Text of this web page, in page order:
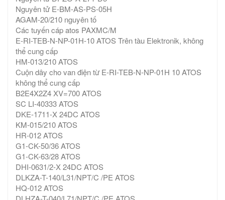
Nguyên tử E-BM-AS-PS-05H
AGAM-20/210 nguyên tố
Các tuyến cáp atos PAXMC/M
E-RI-TEB-N-NP-01H-10 ATOS Trên tàu Elektronik, không
thể cung cấp
HM-013/210 ATOS
Cuộn dây cho van điện từ E-RI-TEB-N-NP-01H 10 ATOS
không thể cung cấp
B2E4X2Z4 XV=700 ATOS
SC LI-40333 ATOS
DKE-1711-X 24DC ATOS
KM-015/210 ATOS
HR-012 ATOS
G1-CK-50/36 ATOS
G1-CK-63/28 ATOS
DHI-0631/2-X 24DC ATOS
DLKZA-T-140/L31/NPT/C /PE ATOS
HQ-012 ATOS